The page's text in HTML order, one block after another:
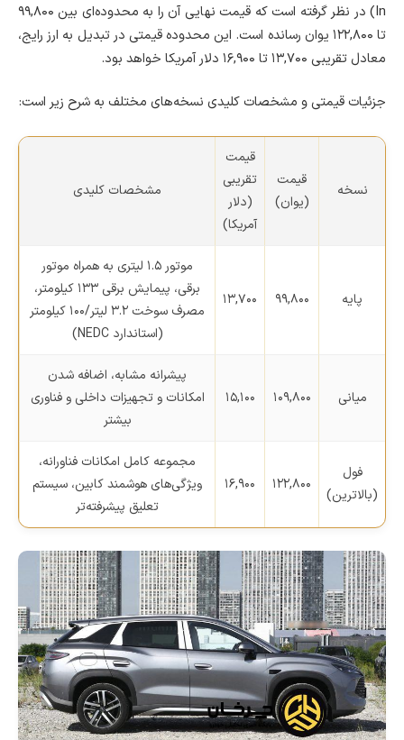
In) در نظر گرفته است که قیمت نهایی آن را به محدوده‌ای بین ۹۹,۸۰۰
تا ۱۲۲,۸۰۰ یوان رسانده است. این محدوده قیمتی در تبدیل به ارز رایج،
معادل تقریبی ۱۳,۷۰۰ تا ۱۶,۹۰۰ دلار آمریکا خواهد بود.
جزئیات قیمتی و مشخصات کلیدی نسخه‌های مختلف به شرح زیر است:
نسخه
قیمت
(یوان)
قیمت
تقریبی
(دلار
آمریکا)
مشخصات کلیدی
پایه ۹۹,۸۰۰ ۱۳,۷۰۰
موتور ۱.۵ لیتری به همراه موتور
برقی، پیمایش برقی ۱۳۳ کیلومتر،
مصرف سوخت ۳.۲ لیتر/۱۰۰ کیلومتر
(استاندارد NEDC)
میانی ۱۰۹,۸۰۰ ۱۵,۱۰۰
پیشرانه مشابه، اضافه شدن
امکانات و تجهیزات داخلی و فناوری
بیشتر
فول
(بالاترین)
۱۲۲,۸۰۰ ۱۶,۹۰۰
مجموعه کامل امکانات فناورانه،
ویژگی‌های هوشمند کابین، سیستم
تعلیق پیشرفته‌تر